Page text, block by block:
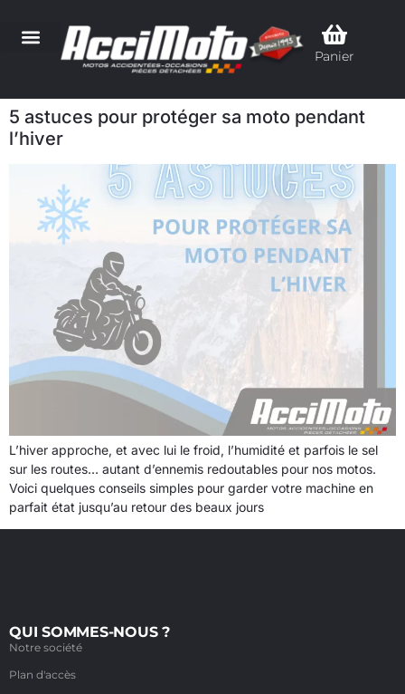
Panier
5 astuces pour protéger sa moto pendant
l’hiver
L’hiver approche, et avec lui le froid, l’humidité et parfois le sel
sur les routes… autant d’ennemis redoutables pour nos motos.
Voici quelques conseils simples pour garder votre machine en
parfait état jusqu’au retour des beaux jours
QUI SOMMES-NOUS ?
Notre société
Plan d'accès